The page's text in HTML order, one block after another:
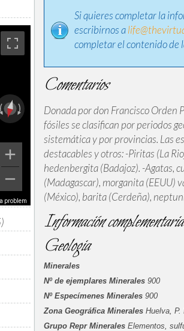
problem
Si quieres completar la
escribirnos a
completar el contenido de
Comentarios
Donada por don Francisco Orden
fósiles se clasifican por periodos
sistemática y por provincias. Las
destacables y otros: -Piritas (La
hedenbergita (Badajoz). -Agatas,
(Madagascar), morganita (EEUU)
(México), barita (Cerdeña),
Información complementaria
Geologia
Minerales
Nº de ejemplares Minerales 900
Nº Especímenes Minerales 900
Zona Geográfica Minerales Huelva, P.
Grupo Repr Minerales Elementos,